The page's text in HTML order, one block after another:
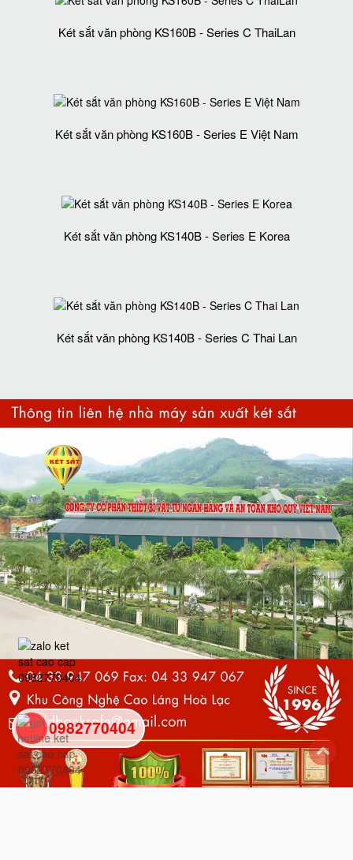
Két sắt văn phòng KS160B - Series C ThaiLan
Két sắt văn phòng KS160B - Series E Việt Nam
Két sắt văn phòng KS140B - Series E Korea
Két sắt văn phòng KS140B - Series C Thai Lan
0982770404
back